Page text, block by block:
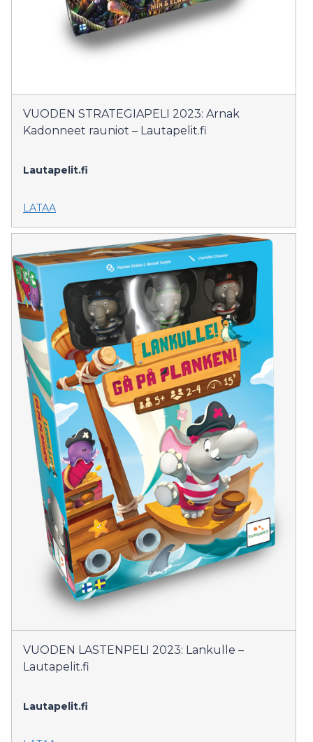
VUODEN STRATEGIAPELI 2023: Arnak
Kadonneet rauniot – Lautapelit.fi
Lautapelit.fi
LATAA
VUODEN LASTENPELI 2023: Lankulle –
Lautapelit.fi
Lautapelit.fi